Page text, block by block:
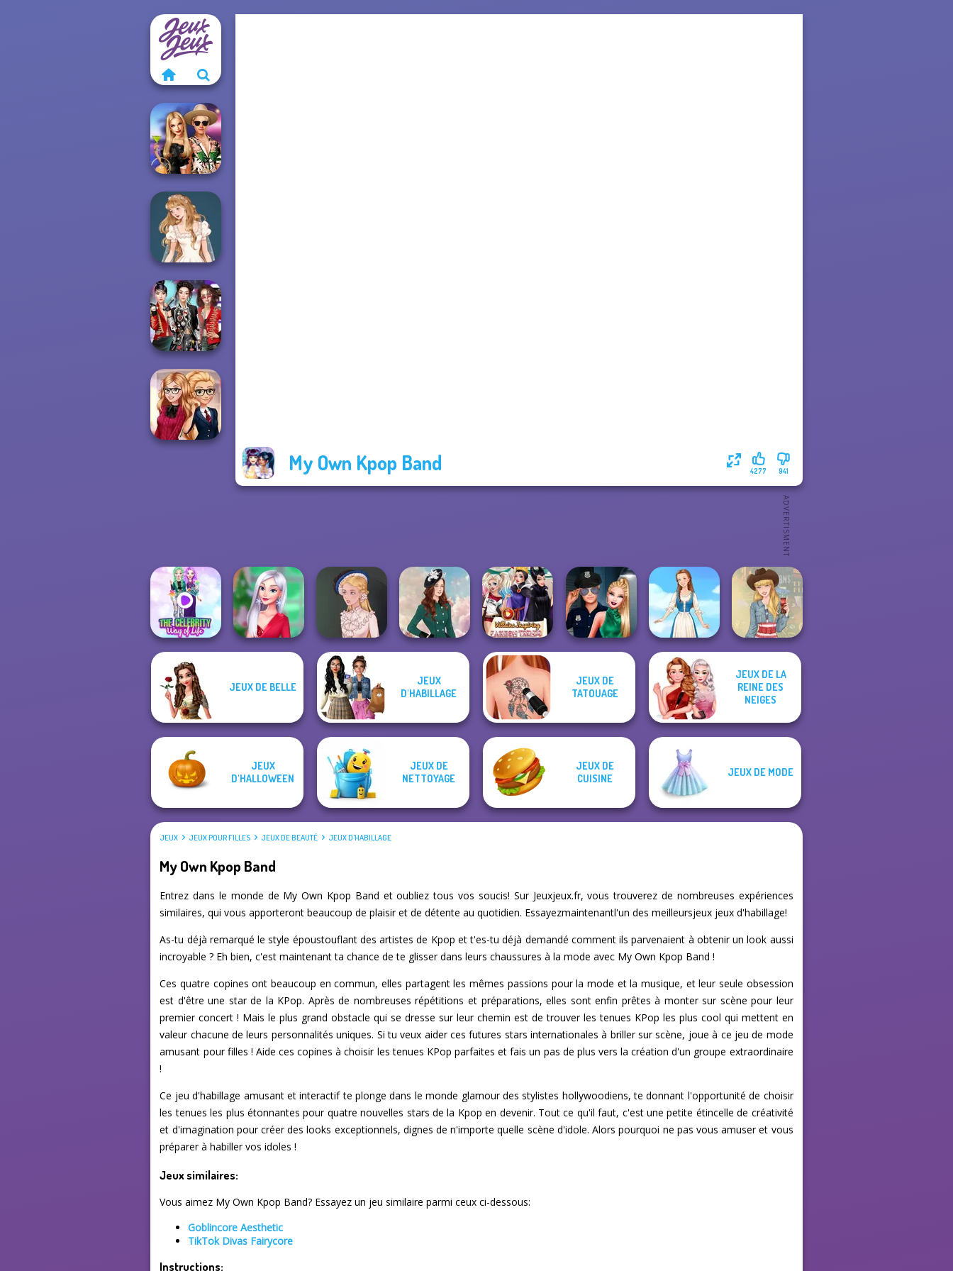
My Own Kpop Band 941
4277
BFFs' Birthday
Bash For Babs
Wedding Dress
Design 2
K-Pop Girls Dress
Up Challenge
The Celebrity Way
Of Life
My Christmas
Victorian Alice Kate Middleton
Villains Inspiring
Fashion Tre...
Style Police
Officer
Folklore Fashion Americana
JEUX DE BELLE
JEUX
D'HABILLAGE
JEUX DE
TATOUAGE
JEUX DE LA
REINE DES
NEIGES
JEUX
D'HALLOWEEN
JEUX DE
NETTOYAGE
JEUX DE
CUISINE
JEUX DE MODE
JEUX JEUX POUR FILLES JEUX DE BEAUTÉ JEUX D'HABILLAGE
My Own Kpop Band
Entrez dans le monde de My Own Kpop Band et oubliez tous vos soucis! Sur Jeuxjeux.fr, vous trouverez de nombreuses expériences
similaires, qui vous apporteront beaucoup de plaisir et de détente au quotidien. Essayezmaintenantl'un des meilleursjeux jeux d'habillage!
As-tu déjà remarqué le style époustouflant des artistes de Kpop et t'es-tu déjà demandé comment ils parvenaient à obtenir un look aussi
incroyable ? Eh bien, c'est maintenant ta chance de te glisser dans leurs chaussures à la mode avec My Own Kpop Band !
Ces quatre copines ont beaucoup en commun, elles partagent les mêmes passions pour la mode et la musique, et leur seule obsession
est d'être une star de la KPop. Après de nombreuses répétitions et préparations, elles sont enfin prêtes à monter sur scène pour leur
premier concert ! Mais le plus grand obstacle qui se dresse sur leur chemin est de trouver les tenues KPop les plus cool qui mettent en
valeur chacune de leurs personnalités uniques. Si tu veux aider ces futures stars internationales à briller sur scène, joue à ce jeu de mode
amusant pour filles ! Aide ces copines à choisir les tenues KPop parfaites et fais un pas de plus vers la création d'un groupe extraordinaire
!
Ce jeu d'habillage amusant et interactif te plonge dans le monde glamour des stylistes hollywoodiens, te donnant l'opportunité de choisir
les tenues les plus étonnantes pour quatre nouvelles stars de la Kpop en devenir. Tout ce qu'il faut, c'est une petite étincelle de créativité
et d'imagination pour créer des looks exceptionnels, dignes de n'importe quelle scène d'idole. Alors pourquoi ne pas vous amuser et vous
préparer à habiller vos idoles !
Jeux similaires:
Vous aimez My Own Kpop Band? Essayez un jeu similaire parmi ceux ci-dessous:
Goblincore Aesthetic
TikTok Divas Fairycore
Instructions: